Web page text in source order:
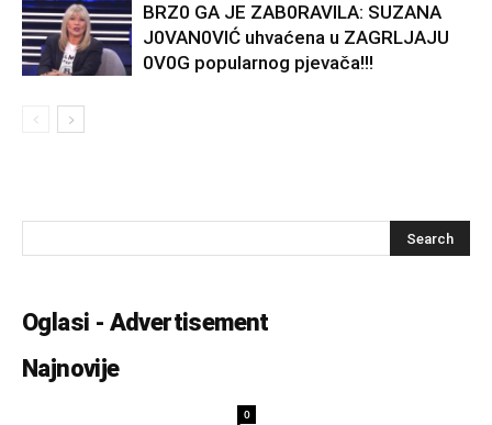
BRZ0 GA JE ZAB0RAVlLA: SUZANA
J0VAN0VIĆ uhvaćena u ZAGRLJAJU
0V0G popularnog pjevača!!!
Oglasi - Advertisement
Najnovije
0